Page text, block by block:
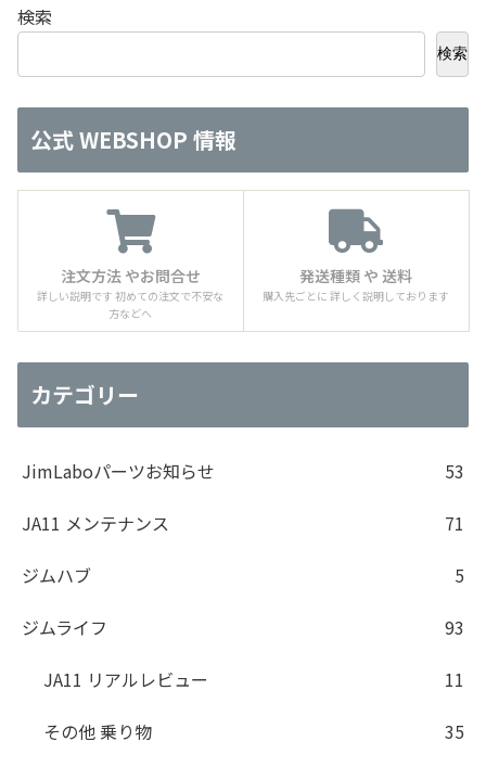
検索
検索
公式 WEBSHOP 情報
注文方法 やお問合せ
詳しい説明です 初めての注文で不安な
方などへ
発送種類 や 送料
購入先ごとに 詳しく説明しております
カテゴリー
JimLaboパーツお知らせ
53
JA11 メンテナンス
71
ジムハブ
5
ジムライフ
93
JA11 リアルレビュー
11
その他 乗り物
35